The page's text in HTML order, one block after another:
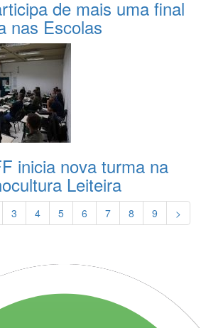
de mais uma final
nas Escolas
inicia nova turma na
Leiteira
3 4 5 6 7 8 9 >